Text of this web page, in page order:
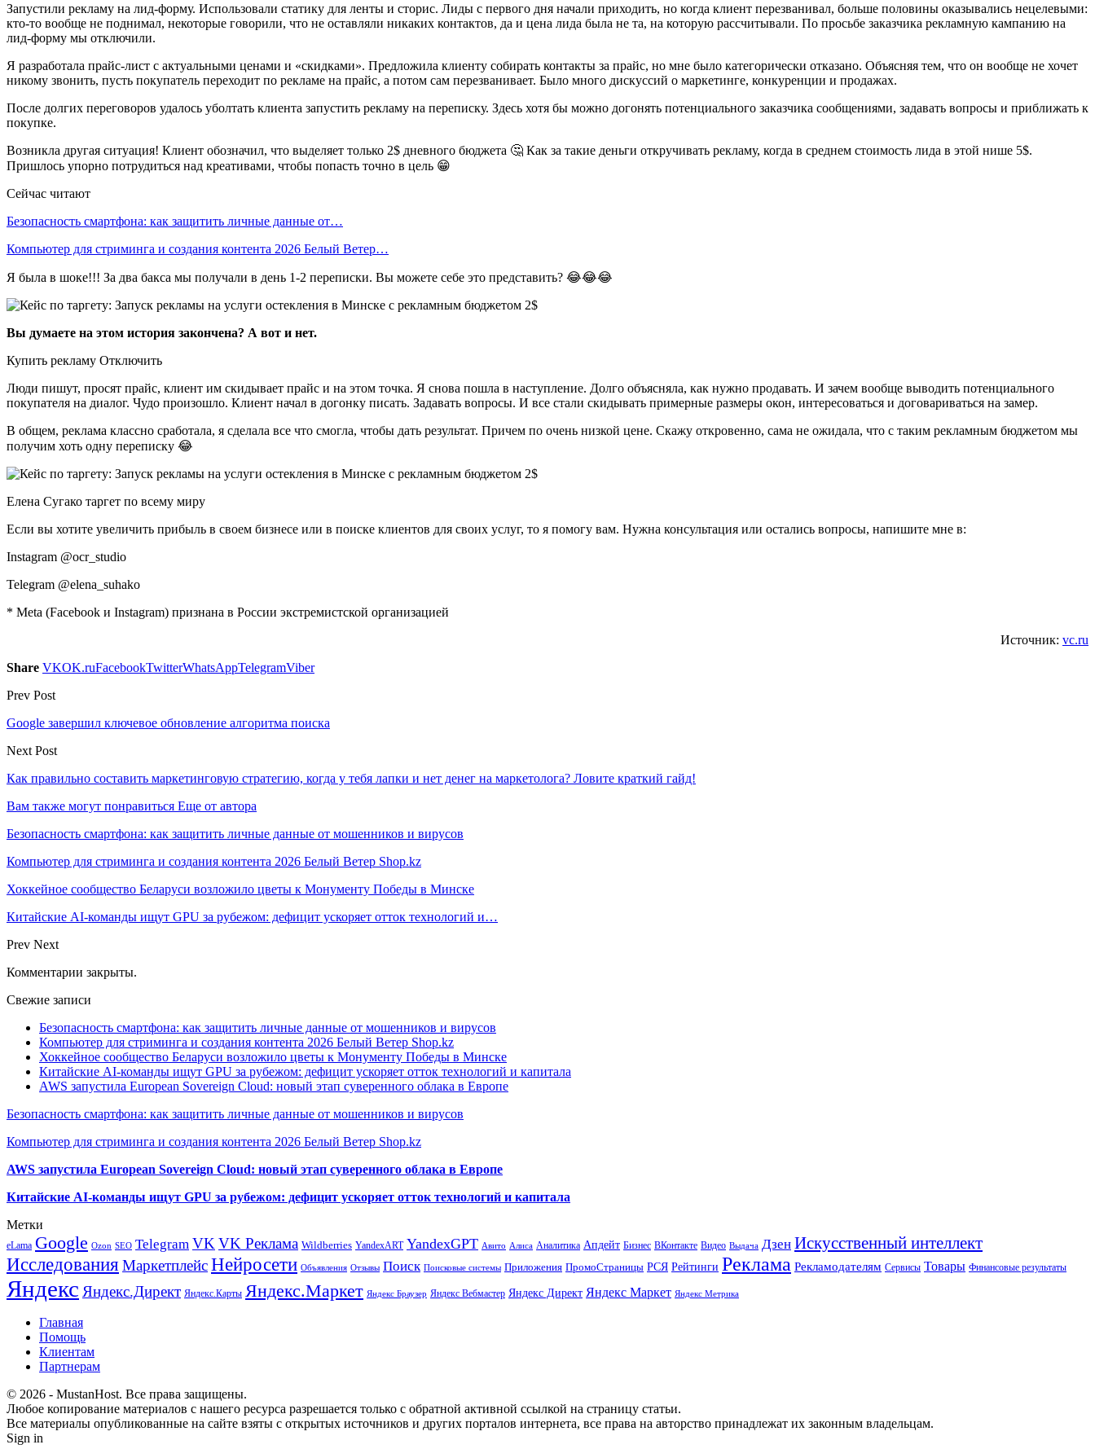
Запустили рекламу на лид-форму. Использовали статику для ленты и сторис. Лиды с первого дня начали приходить, но когда клиент перезванивал, больше половины оказывались нецелевыми:
кто-то вообще не поднимал, некоторые говорили, что не оставляли никаких контактов, да и цена лида была не та, на которую рассчитывали. По просьбе заказчика рекламную кампанию на
лид-форму мы отключили.
Я разработала прайс-лист с актуальными ценами и «скидками». Предложила клиенту собирать контакты за прайс, но мне было категорически отказано. Объясняя тем, что он вообще не хочет
никому звонить, пусть покупатель переходит по рекламе на прайс, а потом сам перезванивает. Было много дискуссий о маркетинге, конкуренции и продажах.
После долгих переговоров удалось уболтать клиента запустить рекламу на переписку. Здесь хотя бы можно догонять потенциального заказчика сообщениями, задавать вопросы и приближать к
покупке.
Возникла другая ситуация! Клиент обозначил, что выделяет только 2$ дневного бюджета 🤔 Как за такие деньги откручивать рекламу, когда в среднем стоимость лида в этой нише 5$.
Пришлось упорно потрудиться над креативами, чтобы попасть точно в цель 😁
Сейчас читают
Безопасность смартфона: как защитить личные данные от…
Компьютер для стриминга и создания контента 2026 Белый Ветер…
Я была в шоке!!! За два бакса мы получали в день 1-2 переписки. Вы можете себе это представить? 😂😂😂
Вы думаете на этом история закончена? А вот и нет.
Купить рекламу Отключить
Люди пишут, просят прайс, клиент им скидывает прайс и на этом точка. Я снова пошла в наступление. Долго объясняла, как нужно продавать. И зачем вообще выводить потенциального
покупателя на диалог. Чудо произошло. Клиент начал в догонку писать. Задавать вопросы. И все стали скидывать примерные размеры окон, интересоваться и договариваться на замер.
В общем, реклама классно сработала, я сделала все что смогла, чтобы дать результат. Причем по очень низкой цене. Скажу откровенно, сама не ожидала, что с таким рекламным бюджетом мы
получим хоть одну переписку 😂
Елена Сугако таргет по всему миру
Если вы хотите увеличить прибыль в своем бизнесе или в поиске клиентов для своих услуг, то я помогу вам. Нужна консультация или остались вопросы, напишите мне в:
Instagram @ocr_studio
Telegram @elena_suhako
* Meta (Facebook и Instagram) признана в России экстремистской организацией
Источник: vc.ru
Share VKOK.ruFacebookTwitterWhatsAppTelegramViber
Prev Post
Google завершил ключевое обновление алгоритма поиска
Next Post
Как правильно составить маркетинговую стратегию, когда у тебя лапки и нет денег на маркетолога? Ловите краткий гайд!
Вам также могут понравиться Еще от автора
Безопасность смартфона: как защитить личные данные от мошенников и вирусов
Компьютер для стриминга и создания контента 2026 Белый Ветер Shop.kz
Хоккейное сообщество Беларуси возложило цветы к Монументу Победы в Минске
Китайские AI-команды ищут GPU за рубежом: дефицит ускоряет отток технологий и…
Prev Next
Комментарии закрыты.
Свежие записи
Безопасность смартфона: как защитить личные данные от мошенников и вирусов
Компьютер для стриминга и создания контента 2026 Белый Ветер Shop.kz
Хоккейное сообщество Беларуси возложило цветы к Монументу Победы в Минске
Китайские AI-команды ищут GPU за рубежом: дефицит ускоряет отток технологий и капитала
AWS запустила European Sovereign Cloud: новый этап суверенного облака в Европе
Безопасность смартфона: как защитить личные данные от мошенников и вирусов
Компьютер для стриминга и создания контента 2026 Белый Ветер Shop.kz
AWS запустила European Sovereign Cloud: новый этап суверенного облака в Европе
Китайские AI-команды ищут GPU за рубежом: дефицит ускоряет отток технологий и капитала
Метки
eLama Google Ozon SEO Telegram VK VK Реклама Wildberries YandexART YandexGPT Авито Алиса Аналитика Апдейт Бизнес ВКонтакте Видео Выдача Дзен Искусственный интеллект
Исследования МаркетплейсНейросети Объявления Отзывы Поиск Поисковые системы Приложения ПромоСтраницы РСЯ Рейтинги Реклама Рекламодателям Сервисы Товары Финансовые результаты
Яндекс Яндекс.Директ Яндекс.Карты Яндекс.Маркет Яндекс Браузер Яндекс Вебмастер Яндекс Директ Яндекс Маркет Яндекс Метрика
Главная
Помощь
Клиентам
Партнерам
© 2026 - MustanHost. Все права защищены.
Любое копирование материалов с нашего ресурса разрешается только с обратной активной ссылкой на страницу статьи.
Все материалы опубликованные на сайте взяты с открытых источников и других порталов интернета, все права на авторство принадлежат их законным владельцам.
Sign in